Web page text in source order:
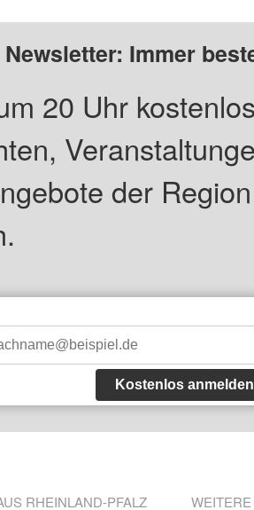
Immer
20 Uhr
der
Kostenlos anmelden
RHEINLAND-PFALZ